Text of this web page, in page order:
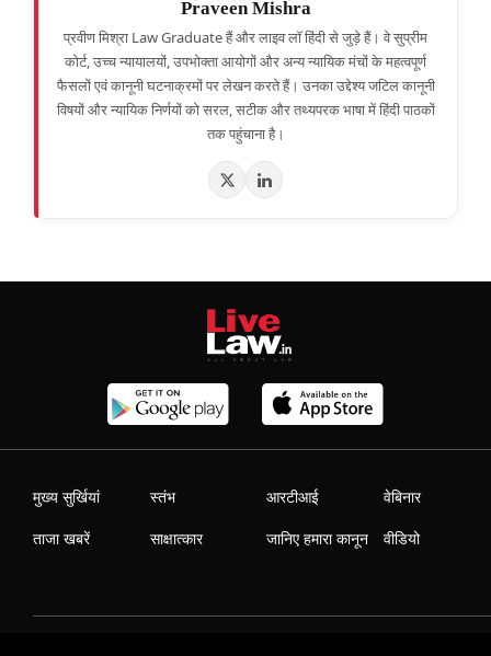
Praveen Mishra
प्रवीण मिश्रा Law Graduate हैं और लाइव लॉ हिंदी से जुड़े हैं। वे सुप्रीम
कोर्ट, उच्च न्यायालयों, उपभोक्ता आयोगों और अन्य न्यायिक मंचों के महत्वपूर्ण
फैसलों एवं कानूनी घटनाक्रमों पर लेखन करते हैं। उनका उद्देश्य जटिल कानूनी
विषयों और न्यायिक निर्णयों को सरल, सटीक और तथ्यपरक भाषा में हिंदी पाठकों
तक पहुंचाना है।
मुख्य सुर्खियां
ताजा खबरें
स्तंभ
साक्षात्कार
आरटीआई
जानिए हमारा कानून
वेबिनार
वीडियो